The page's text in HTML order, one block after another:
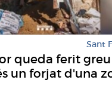
Sant
queda ferit greu
un forjat d'una